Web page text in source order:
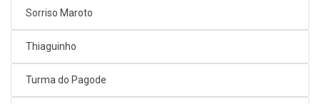
Sorriso Maroto
Thiaguinho
Turma do Pagode